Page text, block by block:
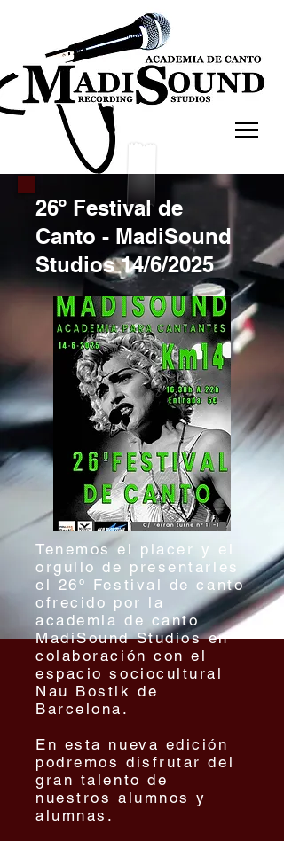
26º Festival de
Canto - MadiSound
Studios 14/6/2025
Tenemos el placer y el
orgullo de presentarles
el 26º Festival de canto
ofrecido por la
academia de canto
MadiSound Studios en
colaboración con el
espacio sociocultural
Nau Bostik de
Barcelona.
En esta nueva edición
podremos disfrutar del
gran talento de
nuestros alumnos y
alumnas.